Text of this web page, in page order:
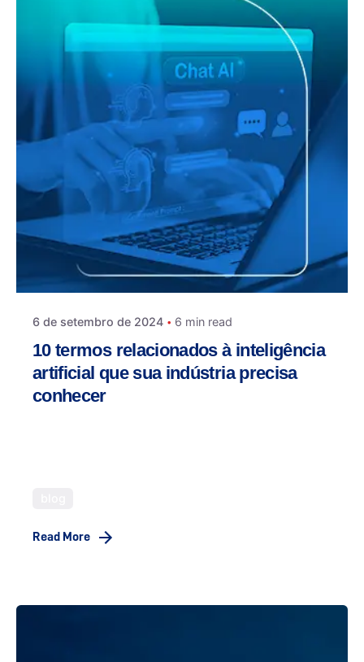
6 de setembro de 2024 6 min read
10 termos relacionados à inteligência
artificial que sua indústria precisa
conhecer
Read More